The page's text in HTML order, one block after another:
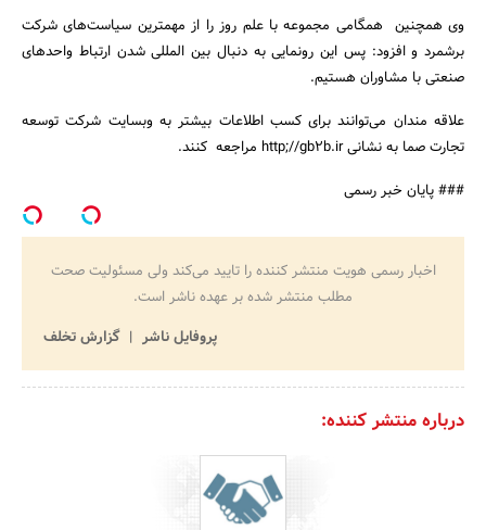
وی همچنین همگامی مجموعه با علم روز را از مهمترین سیاست‌های شرکت
برشمرد و افزود: پس این رونمایی به دنبال بین المللی شدن ارتباط واحدهای
صنعتی با مشاوران هستیم.
علاقه مندان می‌توانند برای کسب اطلاعات بیشتر به وبسایت شرکت توسعه
تجارت صما به نشانی http;//gb2b.ir مراجعه کنند.
### پایان خبر رسمی
اخبار رسمی هویت منتشر کننده را تایید می‌کند ولی مسئولیت صحت
مطلب منتشر شده بر عهده ناشر است.
پروفایل ناشر
گزارش تخلف
درباره منتشر کننده: